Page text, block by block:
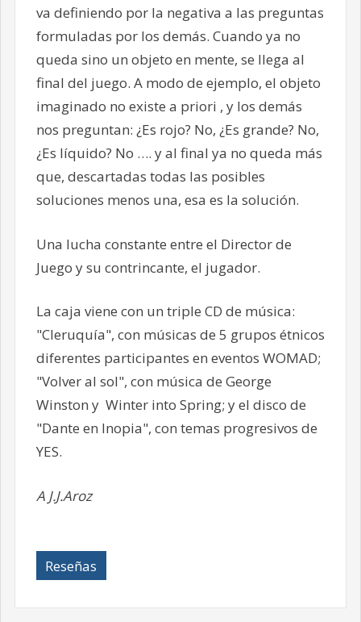
va definiendo por la negativa a las preguntas
formuladas por los demás. Cuando ya no
queda sino un objeto en mente, se llega al
final del juego. A modo de ejemplo, el objeto
imaginado no existe a priori , y los demás
nos preguntan: ¿Es rojo? No, ¿Es grande? No,
¿Es líquido? No …. y al final ya no queda más
que, descartadas todas las posibles
soluciones menos una, esa es la solución.
Una lucha constante entre el Director de
Juego y su contrincante, el jugador.
La caja viene con un triple CD de música:
"Cleruquía", con músicas de 5 grupos étnicos
diferentes participantes en eventos WOMAD;
"Volver al sol", con música de George
Winston y Winter into Spring; y el disco de
"Dante en Inopia", con temas progresivos de
YES.
A J.J.Aroz
Reseñas